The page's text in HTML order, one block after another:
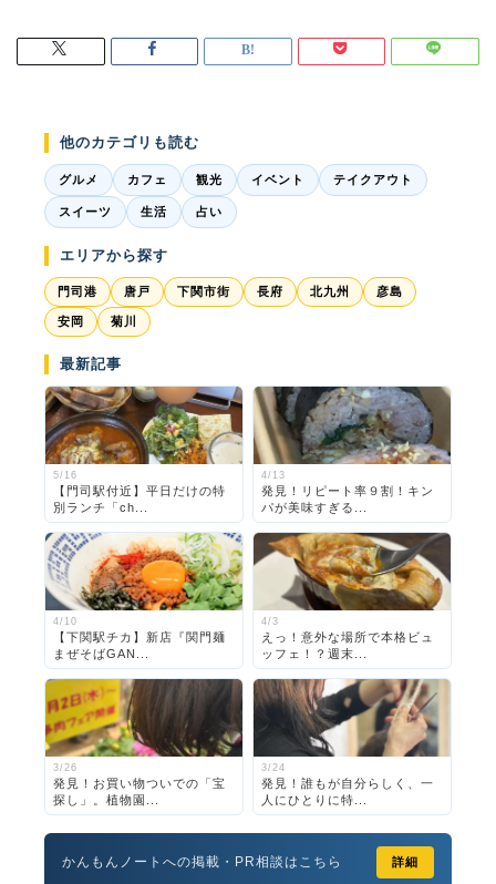
他のカテゴリも読む
グルメ カフェ 観光 イベント テイクアウト
スイーツ 生活 占い
エリアから探す
門司港 唐戸 下関市街 長府 北九州 彦島
安岡 菊川
最新記事
5/16
【門司駅付近】平日だけの特
別ランチ「ch...
4/13
発見！リピート率９割！キン
パが美味すぎる...
4/10
【下関駅チカ】新店『関門麺
まぜそばGAN...
4/3
えっ！意外な場所で本格ビュ
ッフェ！？週末...
3/26
発見！お買い物ついでの「宝
探し」。植物園...
3/24
発見！誰もが自分らしく、一
人にひとりに特...
かんもんノートへの掲載・PR相談はこちら 詳細